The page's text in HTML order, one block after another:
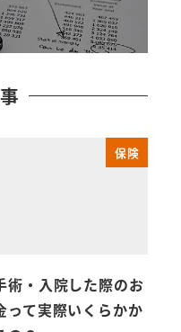
保険
術・入院した際のお
って実際いくらかか